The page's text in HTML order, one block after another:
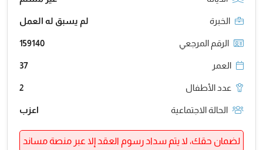
الخبرة لم يسبق له العمل
الرقم المرجعي 159140
العمر 37
عدد الأطفال 2
الحالة الاجتماعية اعزب
لضمان حقك، لا يتم سداد رسوم العقد إلا عبر منصة مساند